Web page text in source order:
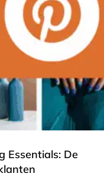
Essentials: De